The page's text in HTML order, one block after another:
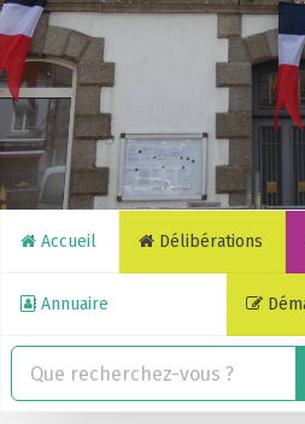
Accueil Délibérations
Annuaire